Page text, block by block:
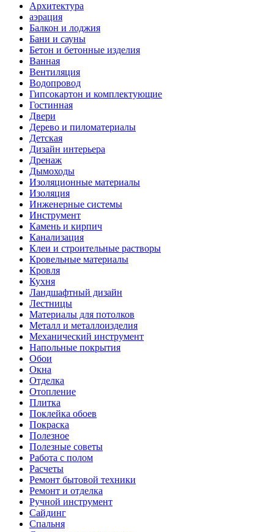
Архитектура
аэрация
Балкон и лоджия
Бани и сауны
Бетон и бетонные изделия
Ванная
Вентиляция
Водопровод
Гипсокартон и комплектующие
Гостинная
Двери
Дерево и пиломатериалы
Детская
Дизайн интерьера
Дренаж
Дымоходы
Изоляционные материалы
Изоляция
Инженерные системы
Инструмент
Камень и кирпич
Канализация
Клеи и строительные растворы
Кровельные материалы
Кровля
Кухня
Ландшафтный дизайн
Лестницы
Материалы для потолков
Металл и металлоизделия
Механический инструмент
Напольные покрытия
Обои
Окна
Отделка
Отопление
Плитка
Поклейка обоев
Покраска
Полезное
Полезные советы
Работа с полом
Расчеты
Ремонт бытовой техники
Ремонт и отделка
Ручной инструмент
Сайдинг
Спальня